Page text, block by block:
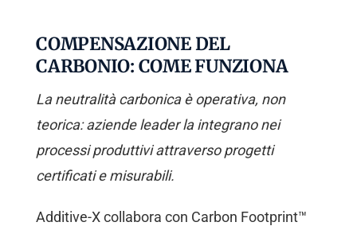
COMPENSAZIONE DEL
CARBONIO: COME FUNZIONA
La neutralità carbonica è operativa, non
teorica: aziende leader la integrano nei
processi produttivi attraverso progetti
certificati e misurabili.
Additive-X collabora con Carbon Footprint™